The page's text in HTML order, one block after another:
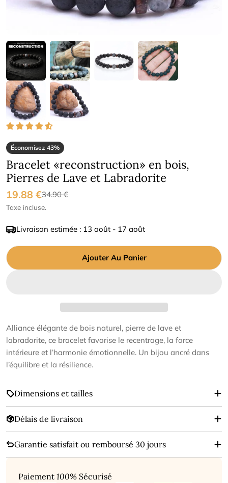
Économisez 43%
Bracelet «reconstruction» en bois,
Pierres de Lave et Labradorite
Prix
vente
19.88 €
Prix
34.90 €
Taxe incluse.
Livraison estimée : 13 août - 17 août
Ajouter Au Panier
Alliance élégante de bois naturel, pierre de lave et
labradorite, ce bracelet favorise le recentrage, la force
intérieure et l’harmonie émotionnelle. Un bijou ancré dans
l’équilibre et la résilience.
Dimensions et tailles
Délais de livraison
Garantie satisfait ou remboursé 30 jours
Paiement 100% Sécurisé
Modes